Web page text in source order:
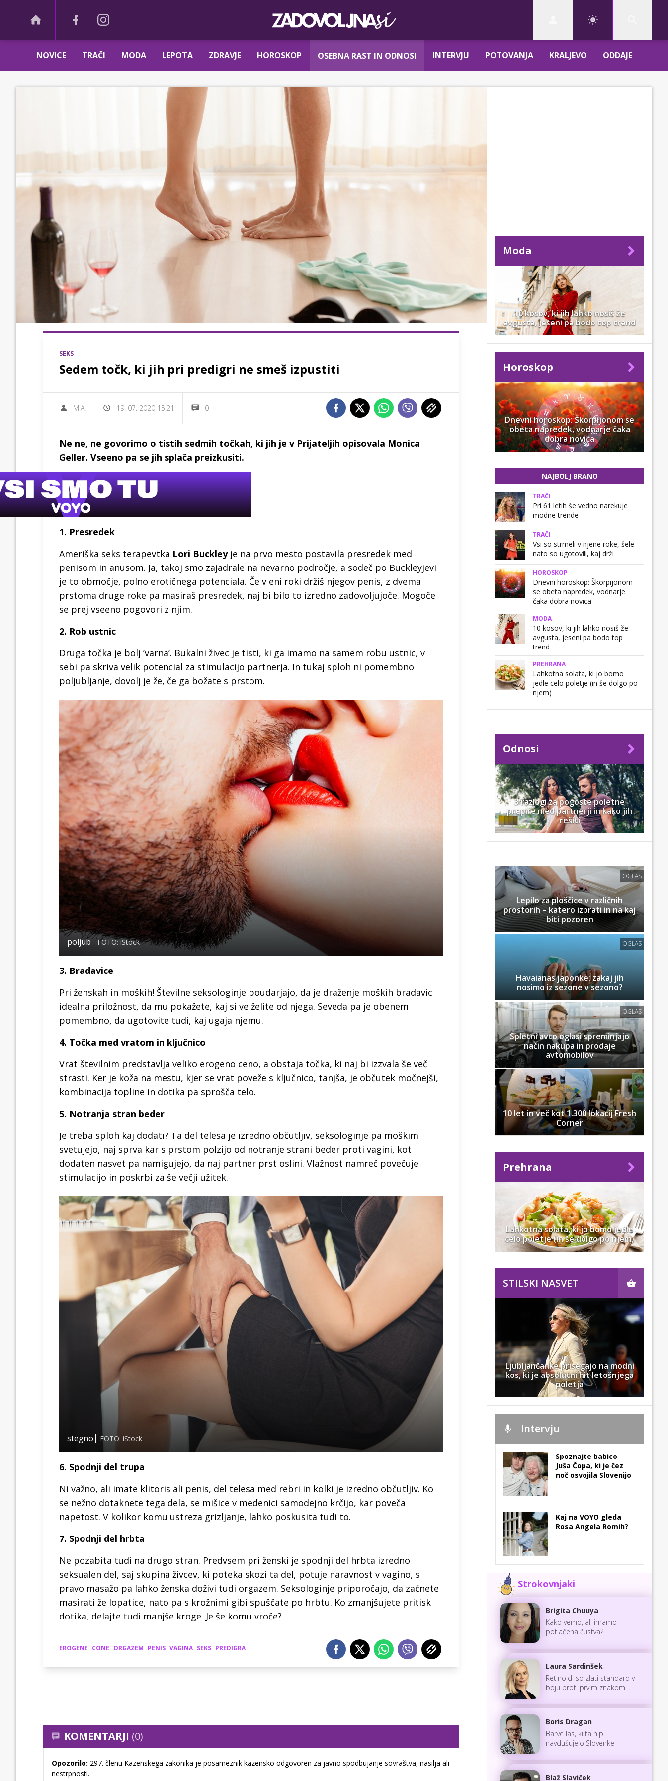
NOVICE TRAČI MODA LEPOTA ZDRAVJE HOROSKOP OSEBNA RAST IN ODNOSI INTERVJU POTOVANJA KRALJEVO ODDAJE
SEKS
Sedem točk, ki jih pri predigri ne smeš izpustiti
M.A. 19. 07. 2020 15.21 0
Ne ne, ne govorimo o tistih sedmih točkah, ki jih je v Prijateljih opisovala Monica
Geller. Vseeno pa se jih splača preizkusiti.
1. Presredek
Ameriška seks terapevtka Lori Buckleyje na prvo mesto postavila presredek med
penisom in anusom. Ja, takoj smo zajadrale na nevarno področje, a sodeč po Buckleyjevi
je to območje, polno erotičnega potenciala. Če v eni roki držiš njegov penis, z dvema
prstoma druge roke pa masiraš presredek, naj bi bilo to izredno zadovoljujoče. Mogoče
se prej vseeno pogovori z njim.
2. Rob ustnic
Druga točka je bolj ’varna’. Bukalni živec je tisti, ki ga imamo na samem robu ustnic, v
sebi pa skriva velik potencial za stimulacijo partnerja. In tukaj sploh ni pomembno
poljubljanje, dovolj je že, če ga božate s prstom.
poljub FOTO: iStock
3. Bradavice
Pri ženskah in moških! Številne seksologinje poudarjajo, da je draženje moških bradavic
idealna priložnost, da mu pokažete, kaj si ve želite od njega. Seveda pa je obenem
pomembno, da ugotovite tudi, kaj ugaja njemu.
4. Točka med vratom in ključnico
Vrat številnim predstavlja veliko erogeno ceno, a obstaja točka, ki naj bi izzvala še več
strasti. Ker je koža na mestu, kjer se vrat poveže s ključnico, tanjša, je občutek močnejši,
kombinacija topline in dotika pa sprošča telo.
5. Notranja stran beder
Je treba sploh kaj dodati? Ta del telesa je izredno občutljiv, seksologinje pa moškim
svetujejo, naj sprva kar s prstom polzijo od notranje strani beder proti vagini, kot
dodaten nasvet pa namigujejo, da naj partner prst oslini. Vlažnost namreč povečuje
stimulacijo in poskrbi za še večji užitek.
stegno FOTO: iStock
6. Spodnji del trupa
Ni važno, ali imate klitoris ali penis, del telesa med rebri in kolki je izredno občutljiv. Ko
se nežno dotaknete tega dela, se mišice v medenici samodejno krčijo, kar poveča
napetost. V kolikor komu ustreza grizljanje, lahko poskusita tudi to.
7. Spodnji del hrbta
Ne pozabita tudi na drugo stran. Predvsem pri ženski je spodnji del hrbta izredno
seksualen del, saj skupina živcev, ki poteka skozi ta del, potuje naravnost v vagino, s
pravo masažo pa lahko ženska doživi tudi orgazem. Seksologinje priporočajo, da začnete
masirati že lopatice, nato pa s krožnimi gibi spuščate po hrbtu. Ko zmanjšujete pritisk
dotika, delajte tudi manjše kroge. Je še komu vroče?
EROGENE CONE ORGAZEM PENIS VAGINA SEKS PREDIGRA
KOMENTARJI (0)
Opozorilo: 297. členu Kazenskega zakonika je posameznik kazensko odgovoren za javno spodbujanje sovraštva, nasilja ali
nestrpnosti.
Moda
10 kosov, ki jih lahko nosiš že
avgusta, jeseni pa bodo top trend
Horoskop
Dnevni horoskop: Škorpijonom se
obeta napredek, vodnarje čaka
dobra novica
NAJBOLJ BRANO
TRAČI
Pri 61 letih še vedno narekuje
modne trende
TRAČI
Vsi so strmeli v njene roke, šele
nato so ugotovili, kaj drži
HOROSKOP
Dnevni horoskop: Škorpijonom
se obeta napredek, vodnarje
čaka dobra novica
MODA
10 kosov, ki jih lahko nosiš že
avgusta, jeseni pa bodo top
trend
PREHRANA
Lahkotna solata, ki jo bomo
jedle celo poletje (in še dolgo po
njem)
Odnosi
3 razlogi za pogoste poletne
prepire med partnerji in kako jih
rešiti
OGLAS
Lepilo za ploščice v različnih
prostorih – katero izbrati in na kaj
biti pozoren
OGLAS
Havaianas japonke: zakaj jih
nosimo iz sezone v sezono?
OGLAS
Spletni avto oglasi spreminjajo
način nakupa in prodaje
avtomobilov
10 let in več kot 1.300 lokacij Fresh
Corner
Prehrana
Lahkotna solata, ki jo bomo jedle
celo poletje (in še dolgo po njem)
STILSKI NASVET
Ljubljančanke prisegajo na modni
kos, ki je absolutni hit letošnjega
poletja
Intervju
Spoznajte babico
Juša Čopa, ki je čez
noč osvojila Slovenijo
Kaj na VOYO gleda
Rosa Angela Romih?
Strokovnjaki
Brigita Chuuya
Kako vemo, ali imamo
potlačena čustva?
Laura Sardinšek
Retinoidi so zlati standard v
boju proti prvim znakom
Boris Dragan
Barve las, ki ta hip
navdušujejo Slovenke
Blaž Slaviček